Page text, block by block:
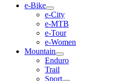
e-Bike
e-City
e-MTB
e-Tour
e-Women
Mountain
Enduro
Trail
Sport